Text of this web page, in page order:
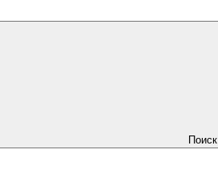
Поиск